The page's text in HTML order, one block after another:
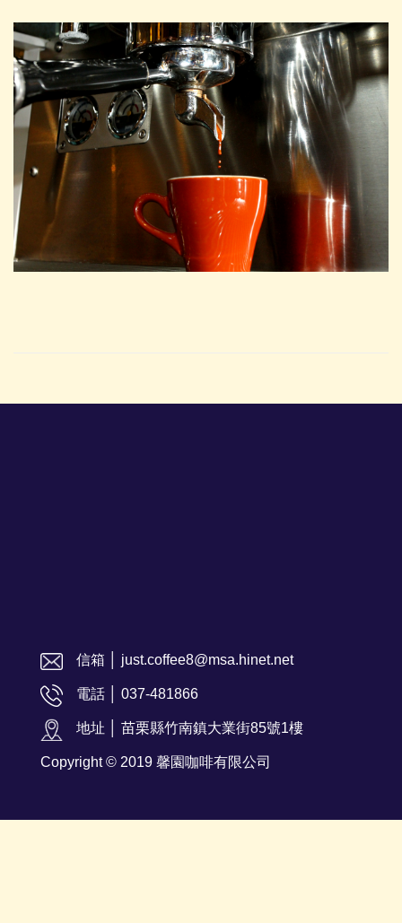
信箱 │ just.coffee8@msa.hinet.net
電話 │ 037-481866
地址 │ 苗栗縣竹南鎮大業街85號1樓
Copyright © 2019 馨園咖啡有限公司